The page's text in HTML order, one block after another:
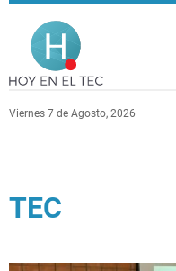
Pasar al contenido principal
Viernes 7 de Agosto, 2026
TEC